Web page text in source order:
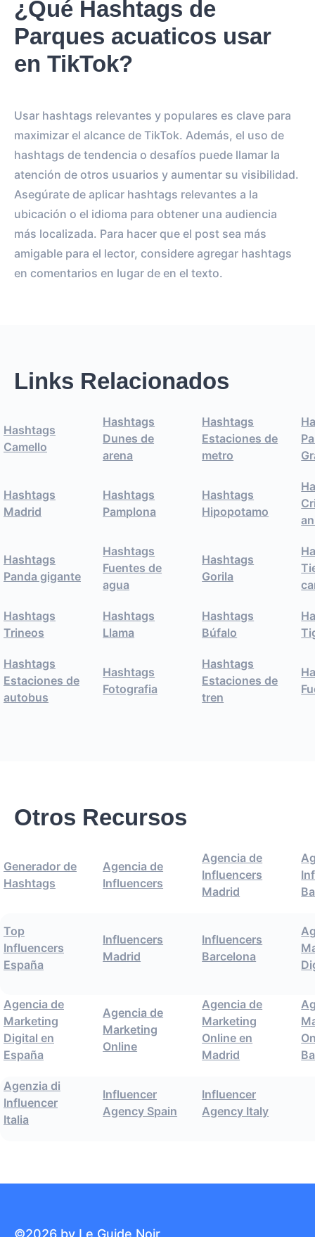
¿Qué Hashtags de
Parques acuaticos usar
en TikTok?
Usar hashtags relevantes y populares es clave para
maximizar el alcance de TikTok. Además, el uso de
hashtags de tendencia o desafíos puede llamar la
atención de otros usuarios y aumentar su visibilidad.
Asegúrate de aplicar hashtags relevantes a la
ubicación o el idioma para obtener una audiencia
más localizada. Para hacer que el post sea más
amigable para el lector, considere agregar hashtags
en comentarios en lugar de en el texto.
Links Relacionados
Hashtags
Camello
Hashtags
Dunes de
arena
Hashtags
Estaciones de
metro
Hashtags
Madrid
Hashtags
Pamplona
Hashtags
Hipopotamo
Hashtags
Panda gigante
Hashtags
Fuentes de
agua
Hashtags
Gorila
Hashtags
Trineos
Hashtags
Llama
Hashtags
Búfalo
Hashtags
Estaciones de
autobus
Hashtags
Fotografia
Hashtags
Estaciones de
tren
Otros Recursos
Generador de
Hashtags
Agencia de
Influencers
Agencia de
Influencers
Madrid
Top
Influencers
España
Influencers
Madrid
Influencers
Barcelona
Agencia de
Marketing
Digital en
España
Agencia de
Marketing
Online
Agencia de
Marketing
Online en
Madrid
Agenzia di
Influencer
Italia
Influencer
Agency Spain
Influencer
Agency Italy
©2026 by Le Guide Noir